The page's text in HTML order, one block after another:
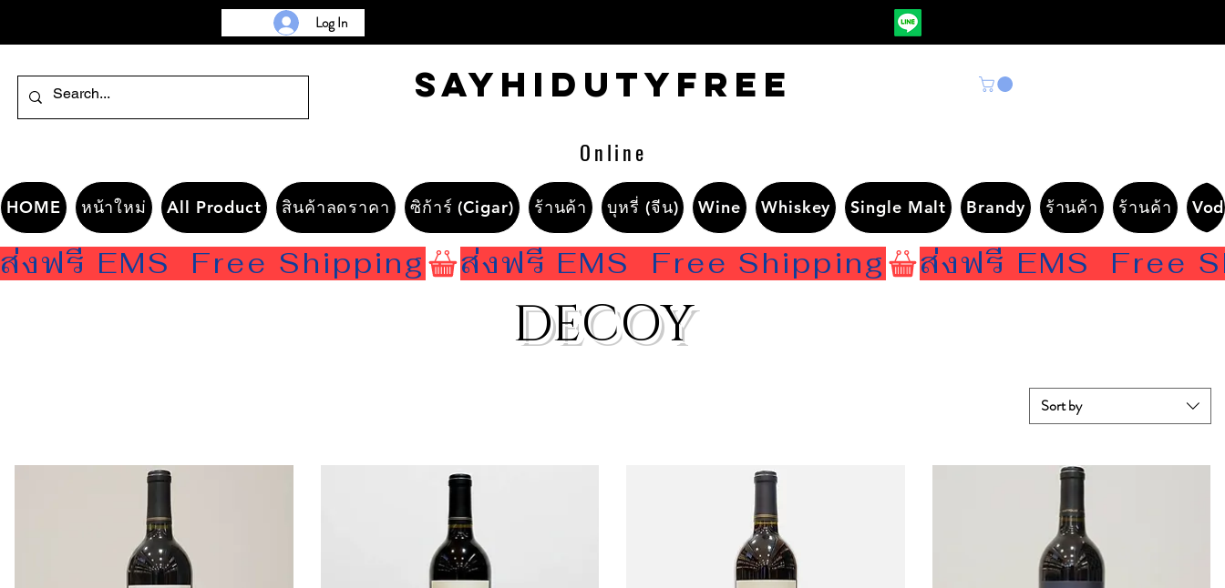
Log In
Sayhidutyfree
Online
HOME หน้าใหม่ All Product สินค้าลดราคา ซิก้าร์ (Cigar) ร้านค้า บุหรี่ (จีน) Wine Whiskey Single Malt Brandy ร้านค้า ร้านค้า
ส่งฟรี EMS  Free Shipping
DECOY
Sort by